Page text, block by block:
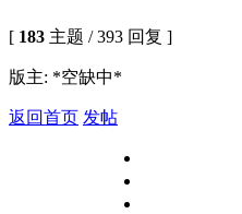
[ 183 主题 / 393 回复 ]
版主: *空缺中*
返回首页 发帖